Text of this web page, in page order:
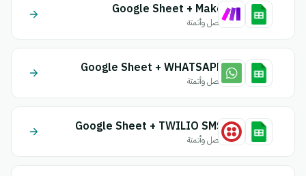
Google Sheet + Make
اتصل وأتمتة
Google Sheet + WHATSAPP
اتصل وأتمتة
Google Sheet + TWILIO SMS
اتصل وأتمتة